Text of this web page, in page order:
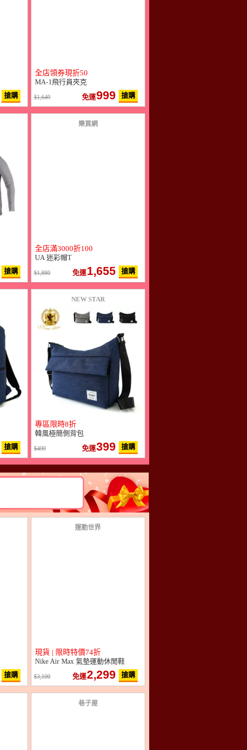
搶購
全店領券現折50
MA-1飛行員夾克
1,649 免運999 搶購
搶購
樂買網
全店滿3000折100
UA 迷彩帽T
1,880 免運1,655 搶購
搶購
NEW STAR
專區限時8折
韓風極簡側背包
499 免運399 搶購
搶購
運動世界
現貨 | 限時特價74折
Nike Air Max 氣墊運動休閒鞋
3,100 免運2,299 搶購
巷子屋